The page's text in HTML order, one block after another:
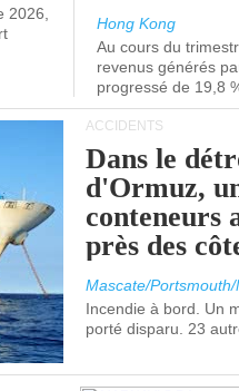
2026,
Hong Kong
Au cours du
revenus générés
progressé de 19,8
ACCIDENTS
Dans le
d'Ormuz,
conteneurs
près des
Mascate/
Incendie à bord. Un
porté disparu. 23